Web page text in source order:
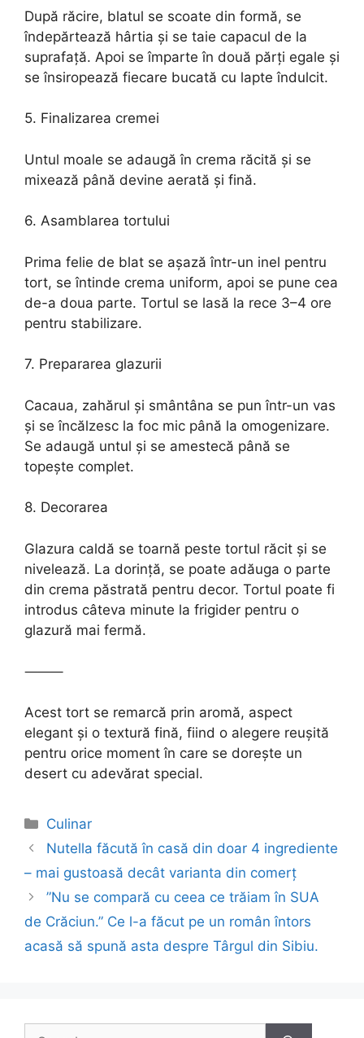
După răcire, blatul se scoate din formă, se
îndepărtează hârtia și se taie capacul de la
suprafață. Apoi se împarte în două părți egale și
se însiropează fiecare bucată cu lapte îndulcit.
5. Finalizarea cremei
Untul moale se adaugă în crema răcită și se
mixează până devine aerată și fină.
6. Asamblarea tortului
Prima felie de blat se așază într-un inel pentru
tort, se întinde crema uniform, apoi se pune cea
de-a doua parte. Tortul se lasă la rece 3–4 ore
pentru stabilizare.
7. Prepararea glazurii
Cacaua, zahărul și smântâna se pun într-un vas
și se încălzesc la foc mic până la omogenizare.
Se adaugă untul și se amestecă până se
topește complet.
8. Decorarea
Glazura caldă se toarnă peste tortul răcit și se
nivelează. La dorință, se poate adăuga o parte
din crema păstrată pentru decor. Tortul poate fi
introdus câteva minute la frigider pentru o
glazură mai fermă.
⸻
Acest tort se remarcă prin aromă, aspect
elegant și o textură fină, fiind o alegere reușită
pentru orice moment în care se dorește un
desert cu adevărat special.
Categories
Culinar
Post
navigation
Nutella făcută în casă din doar 4 ingrediente
– mai gustoasă decât varianta din comerț
”Nu se compară cu ceea ce trăiam în SUA
de Crăciun.” Ce l-a făcut pe un român întors
acasă să spună asta despre Târgul din Sibiu.